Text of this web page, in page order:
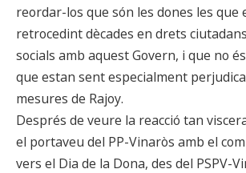
reordar-los que són les dones les que
retrocedint dècades en drets
socials amb aquest Govern, i que no
que estan sent especialment
mesures de Rajoy.
Després de veure la reacció tan
el portaveu del PP-Vinaròs amb el
vers el Dia de la Dona, des del PSPV-